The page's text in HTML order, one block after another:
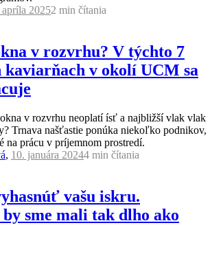
20252 min čítania
v rozvrhu? V týchto 7
kaviarňach v okolí UCM sa
v rozvrhu neoplatí ísť a najbližší vlak vlak
Trnava našťastie ponúka niekoľko podnikov,
na prácu v príjemnom prostredí.
, 10. januára 20244 min čítania
vašu iskru.
sme mali tak dlho ako